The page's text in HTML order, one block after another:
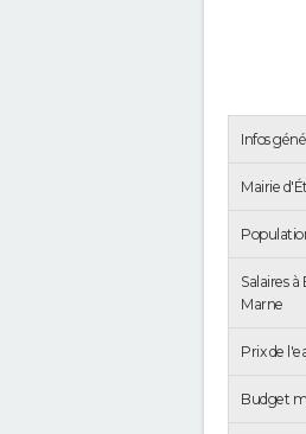
Infos
Mairie
Salaires
Marne
Prix de
Budget